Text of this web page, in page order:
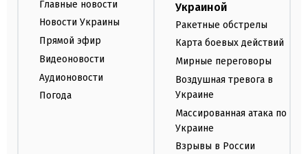
Главные новости
Новости Украины
Прямой эфир
Видеоновости
Аудионовости
Погода
Украиной
Ракетные обстрелы
Карта боевых действий
Мирные переговоры
Воздушная тревога в
Украине
Массированная атака по
Украине
Взрывы в России